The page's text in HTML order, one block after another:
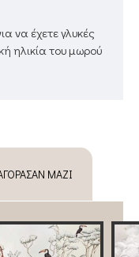
να έχετε γλυκές
ηλικία του μωρού
ΜΑΖΊ